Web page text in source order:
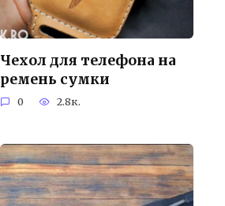
Чехол для телефона на
ремень сумки
0 2.8к.